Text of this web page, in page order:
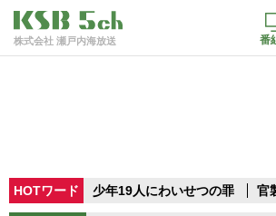
株式会社 瀬戸内海放送 番
HOTワード 少年19人にわいせつの罪 官